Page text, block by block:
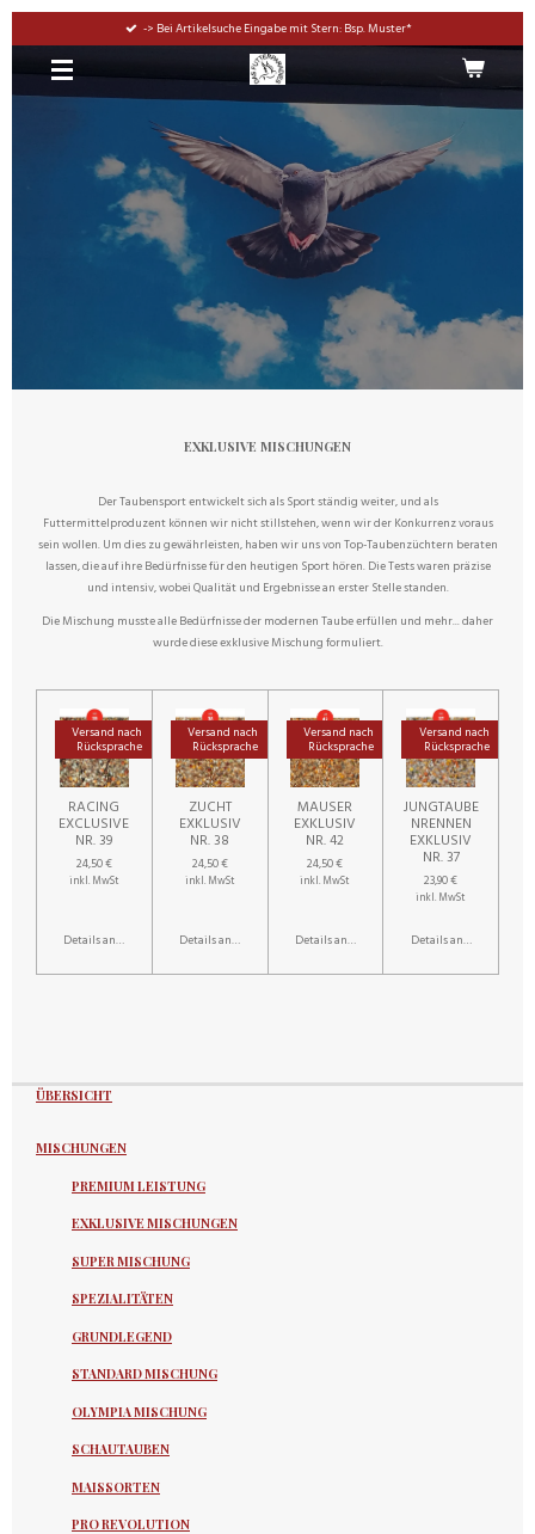
springen
-> Bei Artikelsuche Eingabe mit Stern: Bsp. Muster*
EXKLUSIVE MISCHUNGEN
Der Taubensport entwickelt sich als Sport ständig weiter, und als
Futtermittelproduzent können wir nicht stillstehen, wenn wir der Konkurrenz voraus
sein wollen. Um dies zu gewährleisten, haben wir uns von Top-Taubenzüchtern beraten
lassen, die auf ihre Bedürfnisse für den heutigen Sport hören. Die Tests waren präzise
und intensiv, wobei Qualität und Ergebnisse an erster Stelle standen.
Die Mischung musste alle Bedürfnisse der modernen Taube erfüllen und mehr... daher
wurde diese exklusive Mischung formuliert.
Versand nach
Rücksprache
RACING
EXCLUSIVE
NR. 39
24,50 €
inkl. MwSt
Details anzeigen
Versand nach
Rücksprache
ZUCHT
EXKLUSIV
NR. 38
24,50 €
inkl. MwSt
Details anzeigen
Versand nach
Rücksprache
MAUSER
EXKLUSIV
NR. 42
24,50 €
inkl. MwSt
Details anzeigen
Versand nach
Rücksprache
JUNGTAUBE
NRENNEN
EXKLUSIV
NR. 37
23,90 €
inkl. MwSt
Details anzeigen
ÜBERSICHT
MISCHUNGEN
PREMIUM LEISTUNG
EXKLUSIVE MISCHUNGEN
SUPER MISCHUNG
SPEZIALITÄTEN
GRUNDLEGEND
STANDARD MISCHUNG
OLYMPIA MISCHUNG
SCHAUTAUBEN
MAISSORTEN
PRO REVOLUTION